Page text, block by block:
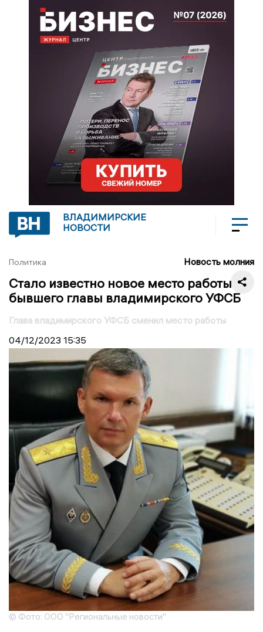
ВЛАДИМИРСКИЕ
НОВОСТИ
Политика Новость молния
Стало известно новое место работы
бывшего главы владимирского УФСБ
Глава владимирского УФСБ сменил место работы
04/12/2023 15:35
© Фото: ООО "Региональные новости"